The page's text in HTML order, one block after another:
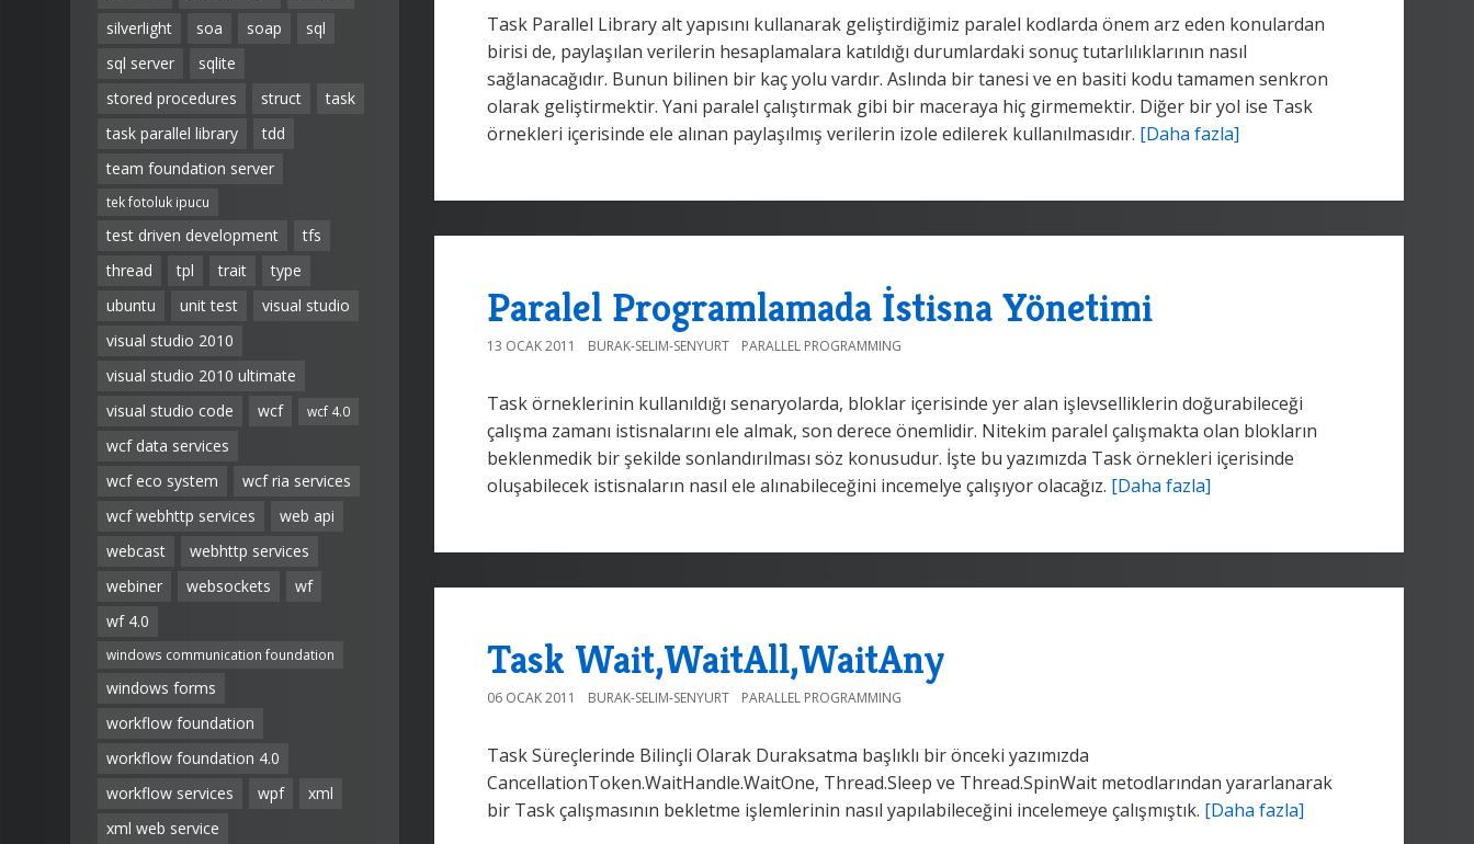
silverlight
soa soap
sql
sql server
sqlite
stored procedures
struct
task
task parallel library
tdd
team foundation server
tek fotoluk ipucu
test driven development
tfs
thread
tpl trait
type
ubuntu
unit test
visual studio
visual studio 2010
visual studio 2010 ultimate
visual studio code
wcf wcf 4.0
wcf data services
wcf eco system
wcf ria services
wcf webhttp services
web api
webcast
webhttp services
webiner
websockets
wf
wf 4.0
windows communication foundation
windows forms
workflow foundation
workflow foundation 4.0
workflow services
wpf
xml
xml web service
Task Parallel Library alt yapısını kullanarak geliştirdiğimiz paralel kodlarda önem arz eden konulardan
birisi de, paylaşılan verilerin hesaplamalara katıldığı durumlardaki sonuç tutarlılıklarının nasıl
sağlanacağıdır. Bunun bilinen bir kaç yolu vardır. Aslında bir tanesi ve en basiti kodu tamamen senkron
olarak geliştirmektir. Yani paralel çalıştırmak gibi bir maceraya hiç girmemektir. Diğer bir yol ise Task
örnekleri içerisinde ele alınan paylaşılmış verilerin izole edilerek kullanılmasıdır. [Daha fazla]
Paralel Programlamada İstisna Yönetimi
13 OCAK 2011 BURAK-SELIM-SENYURT PARALLEL PROGRAMMING
Task örneklerinin kullanıldığı senaryolarda, bloklar içerisinde yer alan işlevselliklerin doğurabileceği
çalışma zamanı istisnalarını ele almak, son derece önemlidir. Nitekim paralel çalışmakta olan blokların
beklenmedik bir şekilde sonlandırılması söz konusudur. İşte bu yazımızda Task örnekleri içerisinde
oluşabilecek istisnaların nasıl ele alınabileceğini incemelye çalışıyor olacağız. [Daha fazla]
Task Wait,WaitAll,WaitAny
06 OCAK 2011 BURAK-SELIM-SENYURT PARALLEL PROGRAMMING
Task Süreçlerinde Bilinçli Olarak Duraksatma başlıklı bir önceki yazımızda
CancellationToken.WaitHandle.WaitOne, Thread.Sleep ve Thread.SpinWait metodlarından yararlanarak
bir Task çalışmasının bekletme işlemlerinin nasıl yapılabileceğini incelemeye çalışmıştık. [Daha fazla]